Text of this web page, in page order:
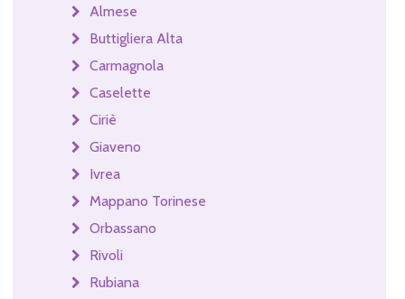
Almese
Buttigliera Alta
Carmagnola
Caselette
Ciriè
Giaveno
Ivrea
Mappano Torinese
Orbassano
Rivoli
Rubiana